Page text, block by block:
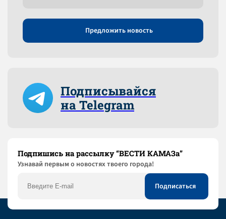
Предложить новость
Подписывайся
на Telegram
Подпишись на рассылку “ВЕСТИ КАМАЗа”
Узнaвай первым о новостях твоего города!